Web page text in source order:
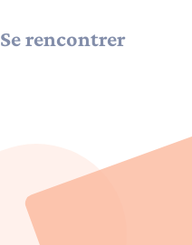
Se rencontrer